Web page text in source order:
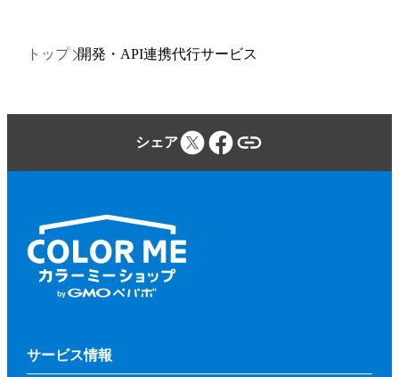
トップ 開発・API連携代行サービス
シェア
サービス情報